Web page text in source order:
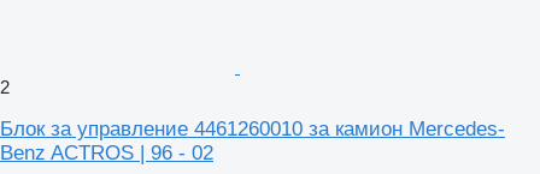
2
Блок за управление 4461260010 за камион Mercedes-
Benz ACTROS | 96 - 02